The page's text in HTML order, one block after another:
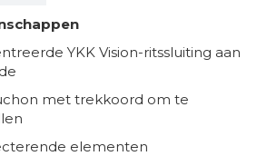
YKK Vision-ritssluiting aan
met trekkoord om te
elementen